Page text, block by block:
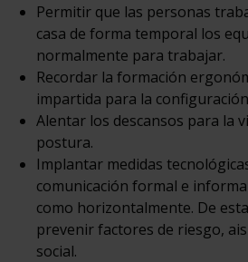
Permitir que las personas
casa de forma temporal los
normalmente para trabajar.
Recordar la formación
impartida para la
Alentar los descansos para la
postura.
Implantar medidas
comunicación formal e
como horizontalmente. De
prevenir factores de riesgo,
social.